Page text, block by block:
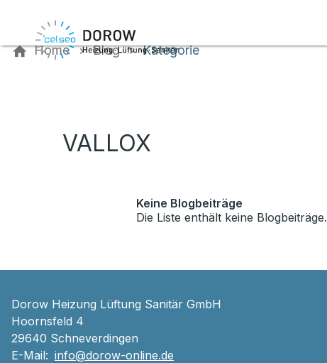
Home Blog Kategorie
VALLOX
Keine Blogbeiträge
Die Liste enthält keine Blogbeiträge.
Dorow Heizung Lüftung Sanitär GmbH
Hoornsfeld 4
29640 Schneverdingen
E-Mail: info@dorow-online.de